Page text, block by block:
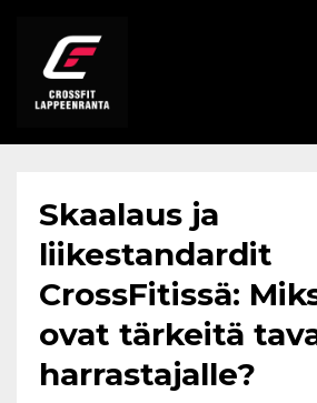
Skaalaus ja
liikestandardit
CrossFitissä:
ovat tärkeitä
harrastajalle?